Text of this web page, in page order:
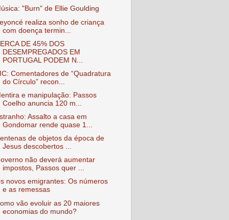
"Burn" de Ellie Goulding
realiza sonho de criança
com doença termin...
DE 45% DOS
DESEMPREGADOS EM
PORTUGAL PODEM N...
Comentadores de “Quadratura
do Círculo” recon...
e manipulação: Passos
Coelho anuncia 120 m...
Assalto a casa em
Gondomar rende quase 1...
de objetos da época de
Jesus descobertos ...
não deverá aumentar
impostos, Passos quer ...
novos emigrantes: Os números
e as remessas
vão evoluir as 20 maiores
economias do mundo?